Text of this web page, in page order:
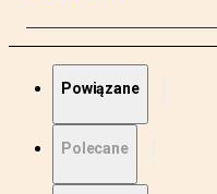
Powiązane
Polecane